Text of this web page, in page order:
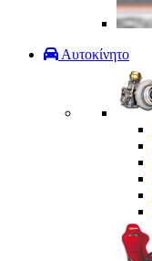
Αυτοκίνητο